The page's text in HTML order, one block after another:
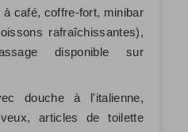
café, coffre-fort, minibar
rafraîchissantes),
disponible sur
douche à l'italienne,
articles de toilette